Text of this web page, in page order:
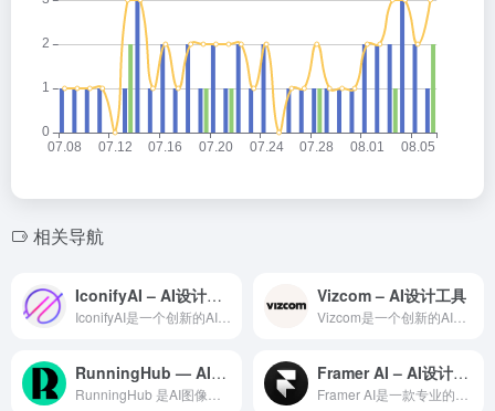
相关导航
IconifyAI – AI设计工具 Vizcom – AI设计工具
RunningHub — AI图像工具领域的专业 AI 工具 Framer AI – AI设计工具